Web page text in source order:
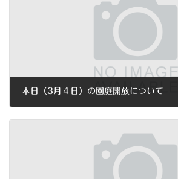
本日（3月４日）の園庭開放について